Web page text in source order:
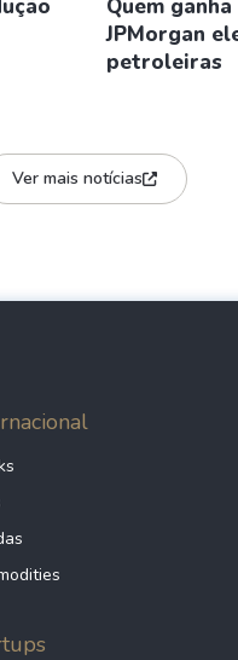
Quem
JPMorgan
petroleiras
Ver mais notícias